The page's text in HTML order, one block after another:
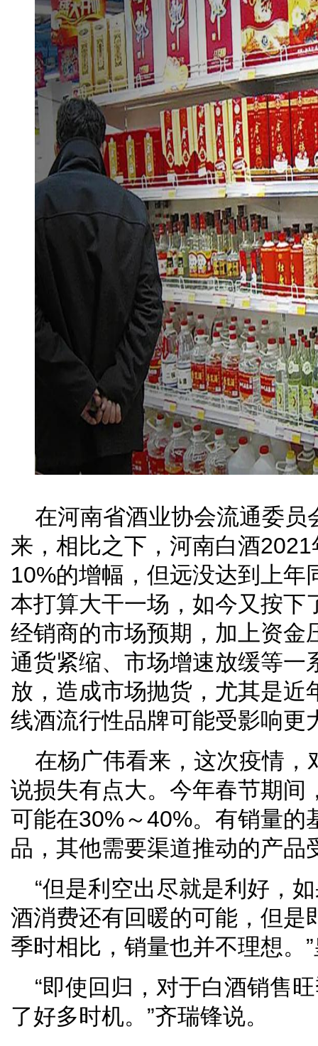
在河南省酒业协会流通委员
来，相比之下，河南白酒
10%的增幅，但远没达到上年
本打算大干一场，如今又按下
经销商的市场预期，加上资金
通货紧缩、市场增速放缓等一
放，造成市场抛货，尤其是近
线酒流行性品牌可能受影响更
在杨广伟看来，这次疫情，
说损失有点大。今年春节期间
可能在30%～40%。有销量的
品，其他需要渠道推动的产品
“但是利空出尽就是利好，
酒消费还有回暖的可能，但是
季时相比，销量也并不理想。
“即使回归，对于白酒销售
了好多时机。”齐瑞锋说。